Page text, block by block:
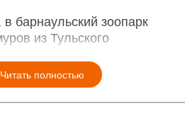
барнаульский зоопарк
из Тульского
Читать полностью